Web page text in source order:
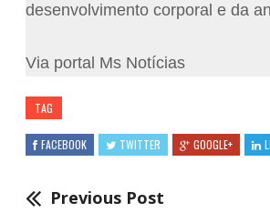
desenvolvimento corporal e da
Via portal Ms Notícias
TAG
FACEBOOK TWITTER GOOGLE+
Previous Post